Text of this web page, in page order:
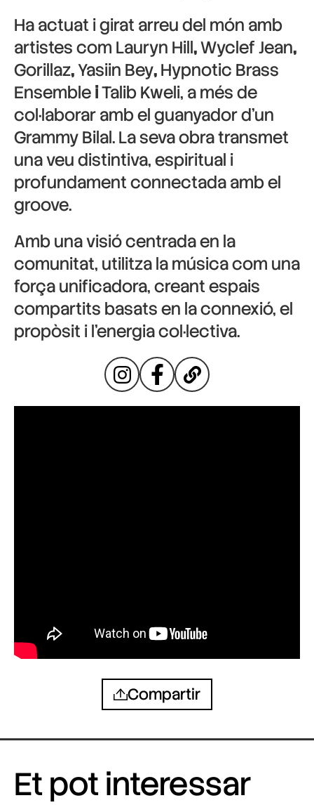
Ha actuat i girat arreu del món amb
artistes com Lauryn Hill,Wyclef Jean,
Gorillaz,Yasiin Bey,Hypnotic Brass
EnsembleiTalib Kweli, a més de
col·laborar amb el guanyador d’un
GrammyBilal. La seva obra transmet
una veu distintiva, espiritual i
profundament connectada amb el
groove.
Amb una visió centrada en la
comunitat, utilitza la música com una
força unificadora, creant espais
compartits basats en la connexió, el
propòsit i l’energia col·lectiva.
Compartir
Et pot interessar